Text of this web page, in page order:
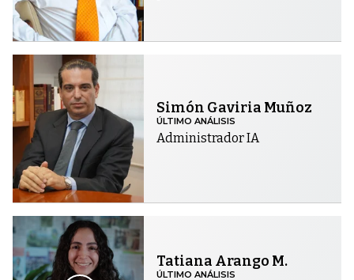
Simón Gaviria Muñoz
ÚLTIMO ANÁLISIS
Administrador IA
Tatiana Arango M.
ÚLTIMO ANÁLISIS